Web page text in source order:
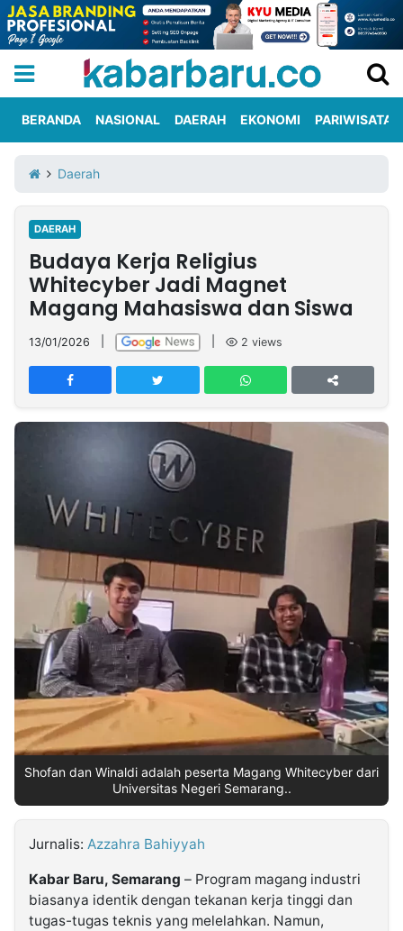
Iklan
Berita
Kami
Nasional
International
Olahraga
Entertainment
Daerah
Pariwisata
Kuliner
Kolom
Network
PT
TREETAN
INDONESIA
NTB
Time
IDN
Jogja
Rakyat
News
Notice
Baru
Seedbacklink
2026
BERANDA NASIONAL DAERAH EKONOMI PARIWISATA
Daerah
DAERAH
Budaya Kerja Religius
Whitecyber Jadi Magnet
Magang Mahasiswa dan Siswa
13/01/2026 2 views
Shofan dan Winaldi adalah peserta Magang Whitecyber dari
Universitas Negeri Semarang..
Jurnalis: Azzahra Bahiyyah
Kabar Baru, Semarang – Program magang industri
biasanya identik dengan tekanan kerja tinggi dan
tugas-tugas teknis yang melelahkan. Namun,